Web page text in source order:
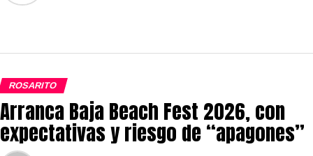
ROSARITO
Arranca Baja Beach Fest 2026, con
expectativas y riesgo de “apagones”